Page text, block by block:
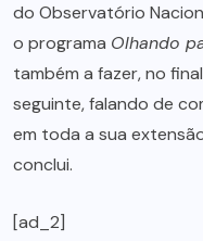
do Observatório
o programa Olhando
também a fazer, no
seguinte, falando de
em toda a sua
conclui.
[ad_2]